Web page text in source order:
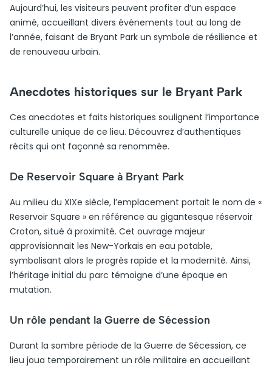
Aujourd’hui, les visiteurs peuvent profiter d’un espace
animé, accueillant divers événements tout au long de
l’année, faisant de Bryant Park un symbole de résilience et
de renouveau urbain.
Anecdotes historiques sur le Bryant Park
Ces anecdotes et faits historiques soulignent l’importance
culturelle unique de ce lieu. Découvrez d’authentiques
récits qui ont façonné sa renommée.
De Reservoir Square à Bryant Park
Au milieu du XIXe siècle, l’emplacement portait le nom de «
Reservoir Square » en référence au gigantesque réservoir
Croton, situé à proximité. Cet ouvrage majeur
approvisionnait les New-Yorkais en eau potable,
symbolisant alors le progrès rapide et la modernité. Ainsi,
l’héritage initial du parc témoigne d’une époque en
mutation.
Un rôle pendant la Guerre de Sécession
Durant la sombre période de la Guerre de Sécession, ce
lieu joua temporairement un rôle militaire en accueillant